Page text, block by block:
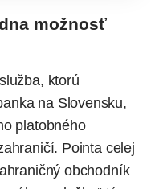
možnosť
ktorú
na Slovensku,
platobného
Pointa celej
obchodník